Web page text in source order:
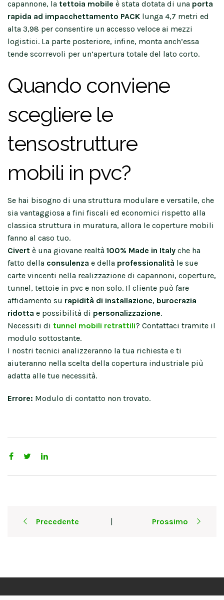
capannone, la tettoia mobile è stata dotata di una porta
rapida ad impacchettamento PACK lunga 4,7 metri ed
alta 3,98 per consentire un accesso veloce ai mezzi
logistici. La parte posteriore, infine, monta anch’essa
tende scorrevoli per un’apertura totale del lato corto.
Quando conviene
scegliere le
tensostrutture
mobili in pvc?
Se hai bisogno di una struttura modulare e versatile, che
sia vantaggiosa a fini fiscali ed economici rispetto alla
classica struttura in muratura, allora le coperture mobili
fanno al caso tuo.
Civert è una giovane realtà 100% Made in Italy che ha
fatto della consulenza e della professionalità le sue
carte vincenti nella realizzazione di capannoni, coperture,
tunnel, tettoie in pvc e non solo. Il cliente può fare
affidamento su rapidità di installazione, burocrazia
ridotta e possibilità di personalizzazione.
Necessiti di tunnel mobili retrattili? Contattaci tramite il
modulo sottostante.
I nostri tecnici analizzeranno la tua richiesta e ti
aiuteranno nella scelta della copertura industriale più
adatta alle tue necessità.
Errore: Modulo di contatto non trovato.
navigationPrecedente | Prossimo